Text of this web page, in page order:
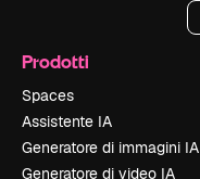
Prodotti
Spaces
Assistente IA
Generatore di immagini IA
Generatore di video IA